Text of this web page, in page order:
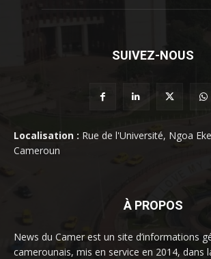
SUIVEZ-NOUS
Localisation : Rue de l'Université, Ngoa
Cameroun
À PROPOS
News du Camer est un site d’informations
camerounais, mis en service en 2014, dans